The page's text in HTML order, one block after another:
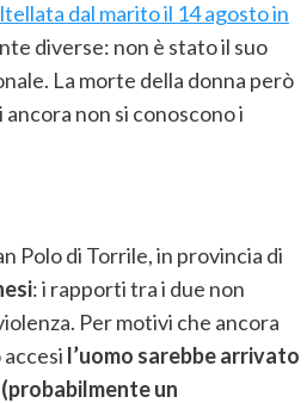
dal marito il 14 agosto in
diverse: non è stato il suo
La morte della donna però
non si conoscono i
Polo di Torrile, in provincia di
: i rapporti tra i due non
Per motivi che ancora
l’uomo sarebbe arrivato
un